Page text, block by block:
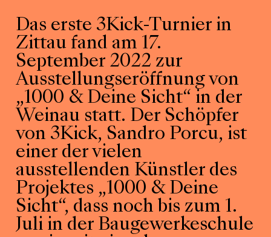
Das erste 3Kick-Turnier in
Zittau fand am 17.
September 2022 zur
Ausstellungseröffnung von
„1000 & Deine Sicht“ in der
Weinau statt. Der Schöpfer
von 3Kick, Sandro Porcu, ist
einer der vielen
ausstellenden Künstler des
Projektes „1000 & Deine
Sicht“, dass noch bis zum 1.
Juli in der Baugewerkeschule